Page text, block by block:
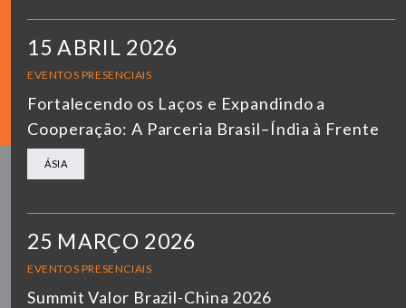
15 ABRIL 2026
EVENTOS PRESENCIAIS
Fortalecendo os Laços e Expandindo a
Cooperação: A Parceria Brasil–Índia à Frente
ÁSIA
25 MARÇO 2026
EVENTOS PRESENCIAIS
Summit Valor Brazil-China 2026